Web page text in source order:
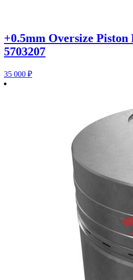
+0.5mm Oversize Piston
5703207
35 000 ₽